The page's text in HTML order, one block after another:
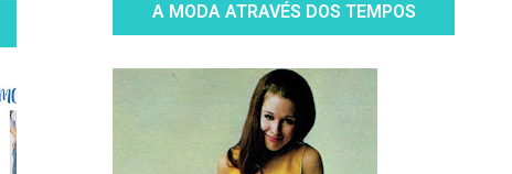
A MODA ATRAVÉS DOS TEMPOS